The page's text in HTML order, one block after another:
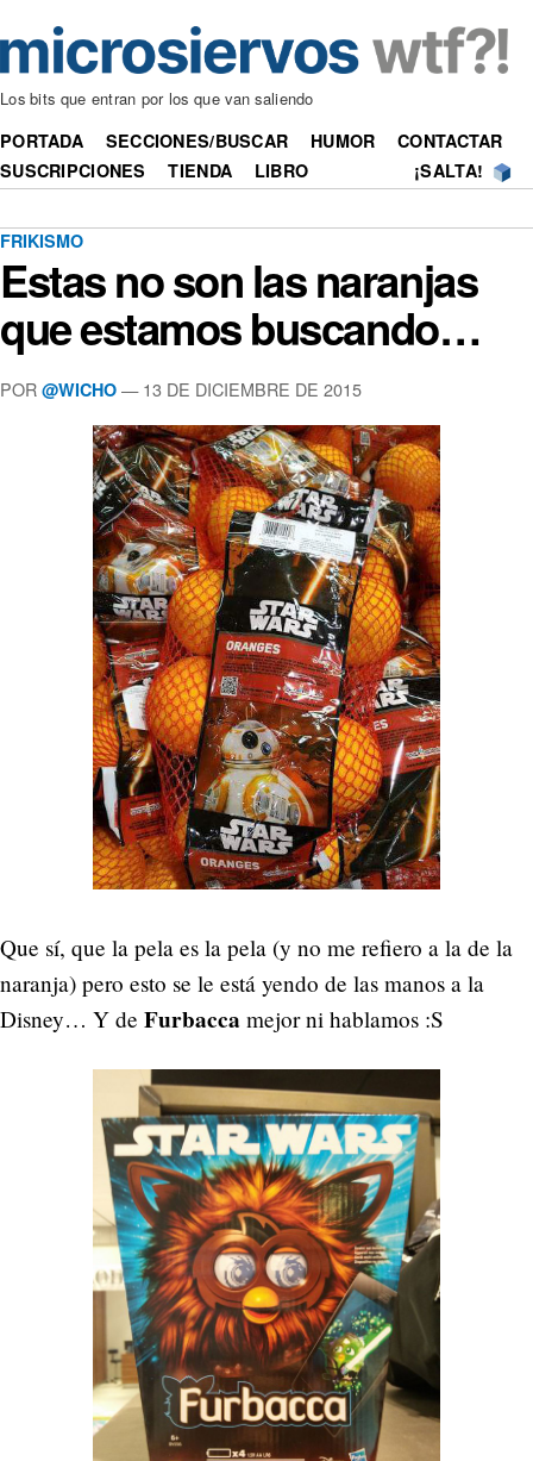
Los bits que entran por los que van saliendo
PORTADA SECCIONES/BUSCAR HUMOR
CONTACTAR
SUSCRIPCIONES
TIENDA LIBRO ¡SALTA!
FRIKISMO
Estas no son las naranjas
que estamos buscando…
POR @WICHO —13 DE DICIEMBRE DE 2015
Que sí, que la pela es la pela (y no me refiero a la de la
naranja) pero esto se le está yendo de las manos a la
Disney… Y de Furbacca mejor ni hablamos :S